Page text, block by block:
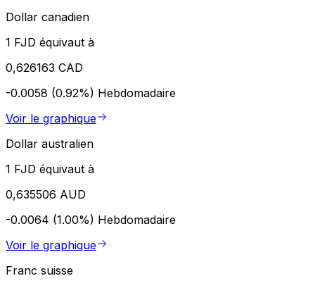
Dollar canadien
1 FJD équivaut à
0,626163 CAD
-0.0058 (0.92%) Hebdomadaire
Voir le graphique
Dollar australien
1 FJD équivaut à
0,635506 AUD
-0.0064 (1.00%) Hebdomadaire
Voir le graphique
Franc suisse